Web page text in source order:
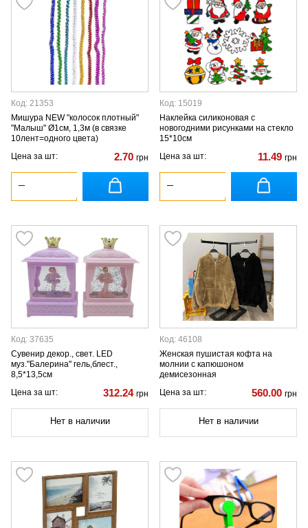
Код: 21353
Мишура NEW "колосок плотный"
"Малыш" Ø1см, 1,3м (в связке
10лент=одного цвета)
Цена за шт:
2.70 грн
Код: 15019
Наклейка силиконовая с
новогодними рисунками на стекло
15*10см
Цена за шт:
11.49 грн
Код: 37635
Сувенир декор., свет. LED
муз."Балерина" гель,блест.,
8,5*13,5см
Цена за шт:
312.24 грн
Нет в наличии
Код: 46108
Женская пушистая кофта на
молнии с капюшоном
демисезонная
Цена за шт:
560.00 грн
Нет в наличии